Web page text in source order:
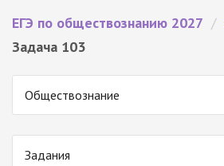
ЕГЭ по обществознанию 2027 /
Задача 103
Обществознание
Задания